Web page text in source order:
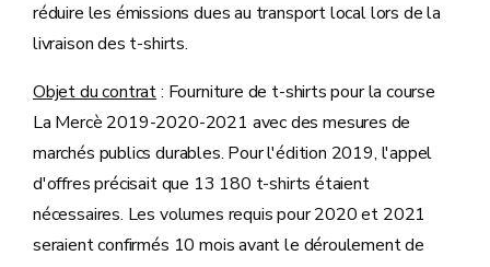
réduire les émissions dues au transport local lors de la
livraison des t-shirts.
Objet du contrat: Fourniture de t-shirts pour la course
La Mercè 2019-2020-2021 avec des mesures de
marchés publics durables. Pour l'édition 2019, l'appel
d'offres précisait que 13 180 t-shirts étaient
nécessaires. Les volumes requis pour 2020 et 2021
seraient confirmés 10 mois avant le déroulement de